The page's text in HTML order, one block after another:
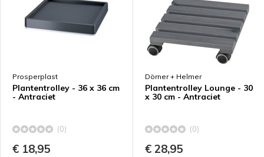
Prosperplast
Plantentrolley - 36 x 36 cm
- Antraciet
(0)
€ 18,95
Dörner + Helmer
Plantentrolley Lounge - 30
x 30 cm - Antraciet
(0)
€ 28,95